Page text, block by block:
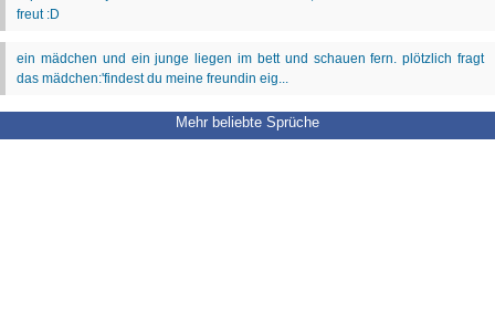
Mehr beliebte Sprüche